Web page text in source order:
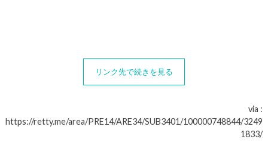
リンク先で続きを見る
via :
https://retty.me/area/PRE14/ARE34/SUB3401/100000748844/3249
1833/